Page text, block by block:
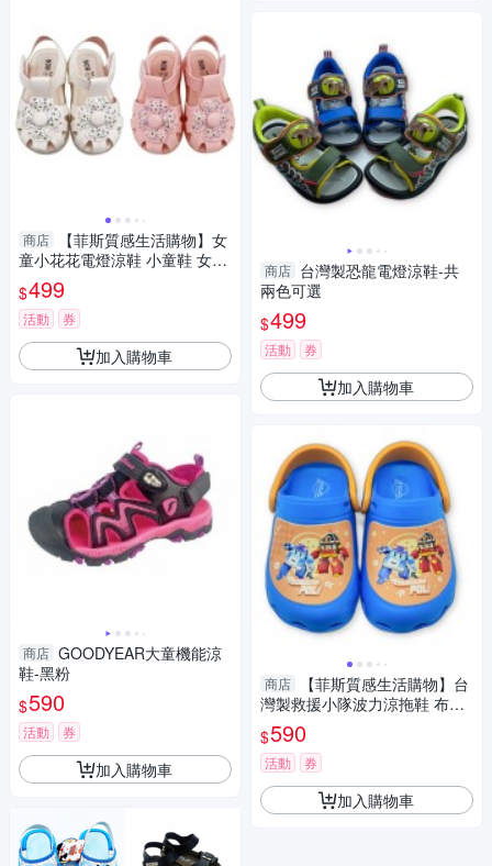
商店
【菲斯質感生活購物】女
童小花花電燈涼鞋 小童鞋 女童
鞋 寶寶鞋 燈鞋 涼鞋 嬰幼鞋 童
鞋 女小童
$499
活動 券
加入購物車
商店 GOODYEAR大童機能涼
鞋-黑粉
$590
活動 券
加入購物車
商店 台灣製恐龍電燈涼鞋-共
兩色可選
$499
活動 券
加入購物車
商店
【菲斯質感生活購物】台
灣製救援小隊波力涼拖鞋 布希
鞋 MIT童鞋 男童鞋 救援小英雄
羅尹 台灣製
$590
活動 券
加入購物車